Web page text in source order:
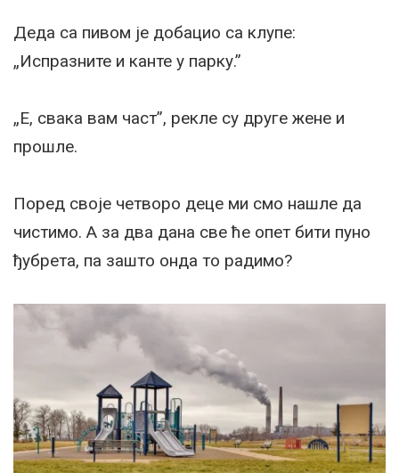
Деда са пивом је добацио са клупе:
„Испразните и канте у парку.”
„Е, свака вам част”, рекле су друге жене и
прошле.
Поред своје четворо деце ми смо нашле да
чистимо. А за два дана све ће опет бити пуно
ђубрета, па зашто онда то радимо?